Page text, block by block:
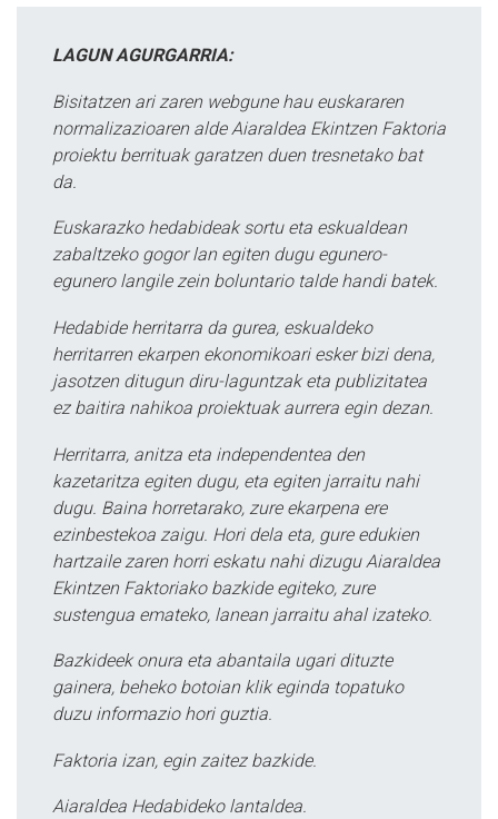
LAGUN AGURGARRIA:
Bisitatzen ari zaren webgune hau euskararen
normalizazioaren alde Aiaraldea Ekintzen Faktoria
proiektu berrituak garatzen duen tresnetako bat
da.
Euskarazko hedabideak sortu eta eskualdean
zabaltzeko gogor lan egiten dugu egunero-
egunero langile zein boluntario talde handi batek.
Hedabide herritarra da gurea, eskualdeko
herritarren ekarpen ekonomikoari esker bizi dena,
jasotzen ditugun diru-laguntzak eta publizitatea
ez baitira nahikoa proiektuak aurrera egin dezan.
Herritarra, anitza eta independentea den
kazetaritza egiten dugu, eta egiten jarraitu nahi
dugu. Baina horretarako, zure ekarpena ere
ezinbestekoa zaigu. Hori dela eta, gure edukien
hartzaile zaren horri eskatu nahi dizugu Aiaraldea
Ekintzen Faktoriako bazkide egiteko, zure
sustengua emateko, lanean jarraitu ahal izateko.
Bazkideek onura eta abantaila ugari dituzte
gainera, beheko botoian klik eginda topatuko
duzu informazio hori guztia.
Faktoria izan, egin zaitez bazkide.
Aiaraldea Hedabideko lantaldea.